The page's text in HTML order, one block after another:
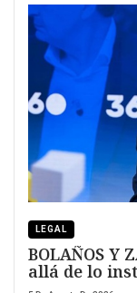
LEGAL
BOLAÑOS Y
allá de lo